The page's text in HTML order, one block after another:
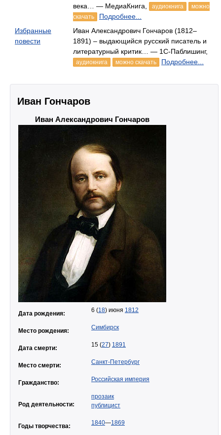
века… — МедиаКнига,
аудиокнига
можно
скачать
Подробнее...
Избранные
повести
Иван Александрович Гончаров (1812–
1891) – выдающийся русский писатель и
литературный критик… — 1С-Паблишинг,
аудиокнига можно скачать Подробнее...
Иван Гончаров
Иван Александрович Гончаров
Дата рождения: 6 (18) июня 1812
Место рождения: Симбирск
Дата смерти: 15 (27) 1891
Место смерти: Санкт-Петербург
Гражданство: Российская империя
Род деятельности:
прозаик
публицист
Годы творчества: 1840—1869